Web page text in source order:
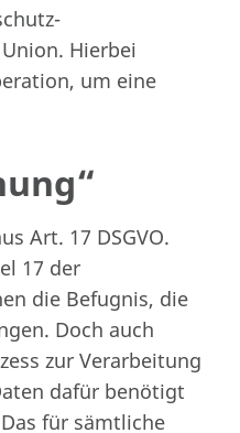
Hierbei
um eine
Art. 17 DSGVO.
17 der
die Befugnis, die
Doch auch
zur Verarbeitung
dafür benötigt
für sämtliche